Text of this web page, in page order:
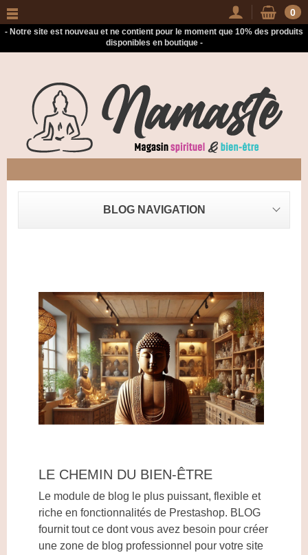
- Notre site est nouveau et ne contient pour le moment que 10% des produits
disponibles en boutique -
0
BLOG NAVIGATION
LE CHEMIN DU BIEN-ÊTRE
Le module de blog le plus puissant, flexible et
riche en fonctionnalités de Prestashop. BLOG
fournit tout ce dont vous avez besoin pour créer
une zone de blog professionnel pour votre site